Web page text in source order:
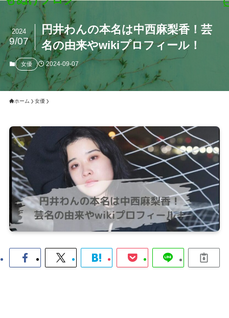
円井わんの本名は中西麻梨香！芸
名の由来やwikiプロフィール！
2024
9/07
女優 2024-09-07
ホーム 女優